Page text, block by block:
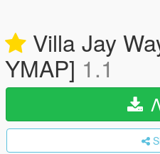
Villa Jay
YMAP] 1.1